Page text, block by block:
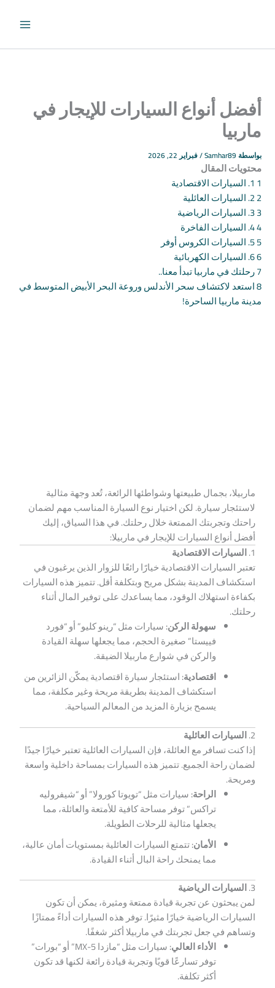
أفضل أنواع السيارات للإيجار في
ماربيا
بواسطةSamhar89
/فبراير 22, 2026
محتويات المقال
1. السيارات الاقتصادية
2. السيارات العائلية
3. السيارات الرياضية
4. السيارات الفاخرة
5. السيارات الكروس أوفر
6. السيارات الكهربائية
رحلتك في ماربيا تبدأ معنا..
استعد لاكتشاف سحر الأندلس وروعة البحر الأبيض المتوسط في
مدينة ماربيا الساحرة!
ماربيلا، بجمال طبيعتها وشواطئها الرائعة، تُعد وجهة مثالية
لاستئجار سيارة. لكن اختيار نوع السيارة المناسب مهم لضمان
راحتك وتجربتك الممتعة خلال رحلتك. في هذا السياق، إليك
أفضل أنواع السيارات للإيجار في ماربيلا:
السيارات الاقتصادية
تعتبر السيارات الاقتصادية خيارًا رائعًا للزوار الذين يرغبون في
استكشاف المدينة بشكل مريح وبتكلفة أقل. تتميز هذه السيارات
بكفاءة استهلاك الوقود، مما يساعدك على توفير المال أثناء
رحلتك.
سهولة الركن:سيارات مثل “رينو كليو” أو “فورد
فييستا” صغيرة الحجم، مما يجعلها سهلة القيادة
والركن في شوارع ماربيلا الضيقة.
اقتصادية:استئجار سيارة اقتصادية يمكّن الزائرين من
استكشاف المدينة بطريقة مريحة وغير مكلفة، مما
يسمح بزيارة المزيد من المعالم السياحية.
السيارات العائلية
إذا كنت تسافر مع العائلة، فإن السيارات العائلية تعتبر خيارًا جيدًا
لضمان راحة الجميع. تتميز هذه السيارات بمساحة داخلية واسعة
ومريحة.
الراحة:سيارات مثل “تويوتا كورولا” أو “شيفروليه
تراكس” توفر مساحة كافية للأمتعة والعائلة، مما
يجعلها مثالية للرحلات الطويلة.
الأمان:تتمتع السيارات العائلية بمستويات أمان عالية،
مما يمنحك راحة البال أثناء القيادة.
السيارات الرياضية
لمن يبحثون عن تجربة قيادة ممتعة ومثيرة، يمكن أن تكون
السيارات الرياضية خيارًا مثيرًا. توفر هذه السيارات أداءً ممتازًا
وتساهم في جعل تجربتك في ماربيلا أكثر شغفًا.
الأداء العالي:
سيارات مثل “مازدا MX-5” أو “بورات”
توفر تسارعًا قويًا وتجربة قيادة رائعة لكنها قد تكون
أكثر تكلفة.